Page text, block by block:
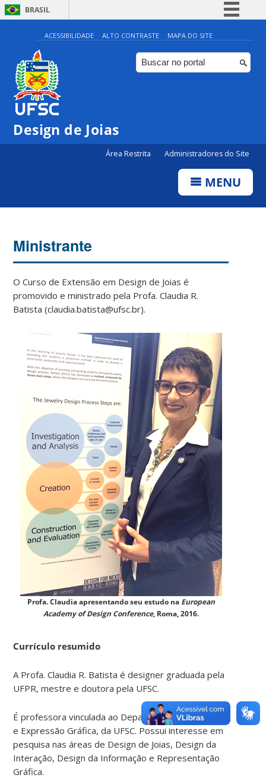
BRASIL
Simplifique!
Comunica BR
Participe
ACESSIBILIDADE ALTO CONTRASTE MAPA DO SITE
Design de Joias
Área Restrita Administradores do Site
MENU
Ministrante
O Curso de Extensão em Design de Joias é
promovido e ministrado pela Profa. Claudia R.
Batista (claudia.batista@ufsc.br).
Profa. Claudia apresentando seu estudo na European
Academy of Design Conference, Roma, 2016.
Currículo resumido
A Profa. Claudia R. Batista é designer graduada pela
UFPR, mestre e doutora pela UFSC.
É professora vinculada ao Departamento de Design
e Expressão Gráfica, da UFSC. Possui interesse em
pesquisa nas áreas de Design de Joias, Design da
Interação, Design da Informação e Representação
Gráfica.